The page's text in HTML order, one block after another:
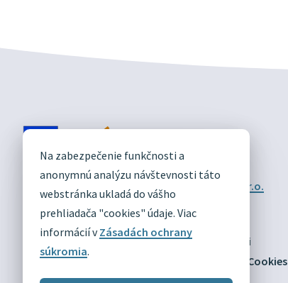
Na zabezpečenie funkčnosti a
anonymnú analýzu návštevnosti táto
webstránka ukladá do vášho
prehliadača "cookies" údaje. Viac
informácií vZásadách ochrany
súkromia.
DIVÍN
OFICIÁLNE STRÁNKY
Technický prevádzkovateľ:
Alphabet partner s.r.o.
Správca obsahu:Obec Divín
Posledná aktualizácia:03.08.2026
Mapa
Vyhlásenie o prístupnosti
Zásady ochrany osobných údajov
Nastaviť Cookies